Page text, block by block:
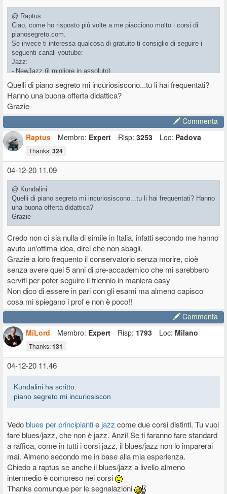
@ Raptus
Ciao, come ho risposto più volte a me piacciono molto i corsi di
pianosegreto.com.
Se invece ti interessa qualcosa di gratuito ti consiglio di seguire i
seguenti canali youtube:
Jazz:
- NewJazz (il migliore in assoluto)
- JazzEdge
- Kent Hewitt
- Tony Wiston
- David Magyel
- Christian Fuchs
- Steve Lungrin
- Arthur Migliazza
Quelli di piano segreto mi incuriosiscono...tu li hai frequentati?
Hanno una buona offerta didattica?
Grazie
Commenta
Raptus
Membro: Expert Risp: 3253 Loc: Padova
Thanks:324
04-12-20 11.09
@ Kundalini
Quelli di piano segreto mi incuriosiscono...tu li hai frequentati? Hanno
una buona offerta didattica?
Grazie
Credo non ci sia nulla di simile in Italia, infatti secondo me hanno
avuto un'ottima idea, direi che non sbagli.
Grazie a loro frequento il conservatorio senza morire, cioè
senza avere quei 5 anni di pre-accademico che mi sarebbero
serviti per poter seguire il triennio in maniera easy
Non dico di essere in pari con gli esami ma almeno capisco
cosa mi spiegano i prof e non è poco!!
Commenta
MiLord
Membro: Expert Risp: 1793 Loc: Milano
Thanks:131
04-12-20 11.46
Kundalini ha scritto:
piano segreto mi incuriosiscon
Vedoblues per principiantie jazz come due corsi distinti. Tu vuoi
fare blues/jazz, che non è jazz. Anzi! Se ti faranno fare standard
a raffica, come in tutti i corsi jazz, il blues/jazz non lo imparerai
mai. Almeno secondo me in base alla mia esperienza.
Chiedo a raptus se anche il blues/jazz a livello almeno
intermedio è compreso nei corsi
Thanks comunque per le segnalazioni